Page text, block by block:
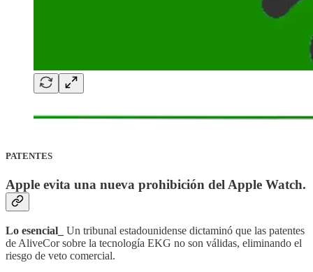
PATENTES
Apple evita una nueva prohibición del Apple Watch.
Lo esencial_ Un tribunal estadounidense dictaminó que las patentes
de AliveCor sobre la tecnología EKG no son válidas, eliminando el
riesgo de veto comercial.